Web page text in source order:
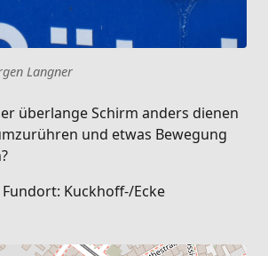
Langner
überlange Schirm anders dienen
und etwas Bewegung
Fundort: Kuckhoff-/Ecke